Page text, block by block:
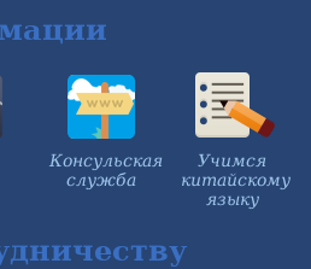
Консульская
служба
Учимся
китайскому
языку